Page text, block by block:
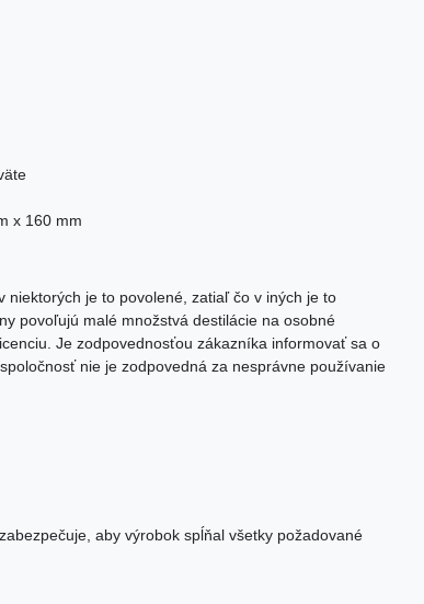
x 160 mm
je to povolené, zatiaľ čo v iných je to
povoľujú malé množstvá destilácie na osobné
Je zodpovednosťou zákazníka informovať sa o
nie je zodpovedná za nesprávne používanie
aby výrobok spĺňal všetky požadované